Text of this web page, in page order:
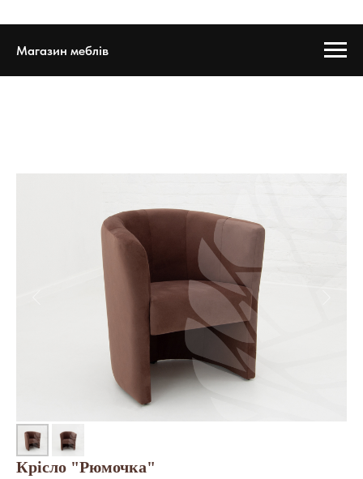
Магазин меблів
Крісло "Рюмочка"